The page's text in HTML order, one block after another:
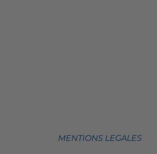
MENTIONS LEGALES